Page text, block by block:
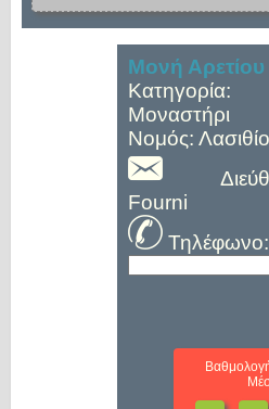
Μονή Αρετίου
Κατηγορία:
Μοναστήρι
Νομός:
Fourni
Τηλέφωνο: